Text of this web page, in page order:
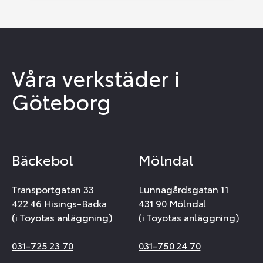
Våra verkstäder i
Göteborg
Bäckebol
Transportgatan 33
422 46 Hisings-Backa
(i Toyotas anläggning)
031-725 23 70
Mölndal
Lunnagårdsgatan 11
431 90 Mölndal
(i Toyotas anläggning)
031-750 24 70